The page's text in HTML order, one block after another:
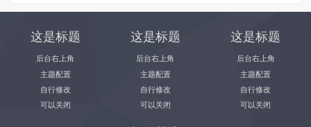
这是标题
后台右上角
主题配置
自行修改
可以关闭
这是标题
后台右上角
主题配置
自行修改
可以关闭
这是标题
后台右上角
主题配置
自行修改
可以关闭